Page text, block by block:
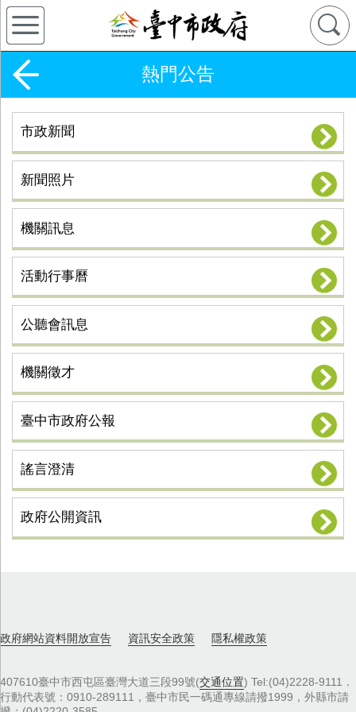
熱門公告
市政新聞
新聞照片
機關訊息
活動行事曆
公聽會訊息
機關徵才
臺中市政府公報
謠言澄清
政府公開資訊
政府網站資料開放宣告 資訊安全政策 隱私權政策
407610臺中市西屯區臺灣大道三段99號(交通位置) Tel:(04)2228-9111．
行動代表號：0910-289111，臺中市民一碼通專線請撥1999，外縣市請